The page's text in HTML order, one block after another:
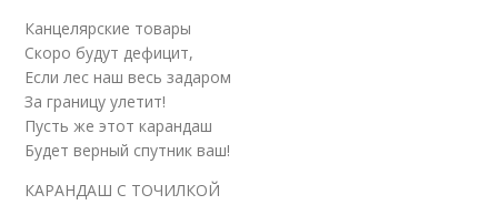
Канцелярские товары
Скоро будут дефицит,
Если лес наш весь задаром
За границу улетит!
Пусть же этот карандаш
Будет верный спутник ваш!
КАРАНДАШ С ТОЧИЛКОЙ